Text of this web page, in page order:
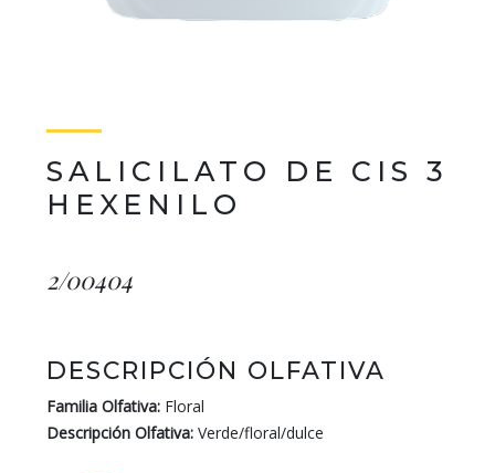
SALICILATO DE CIS 3
HEXENILO
2/00404
DESCRIPCIÓN OLFATIVA
Familia Olfativa: Floral
Descripción Olfativa: Verde/floral/dulce